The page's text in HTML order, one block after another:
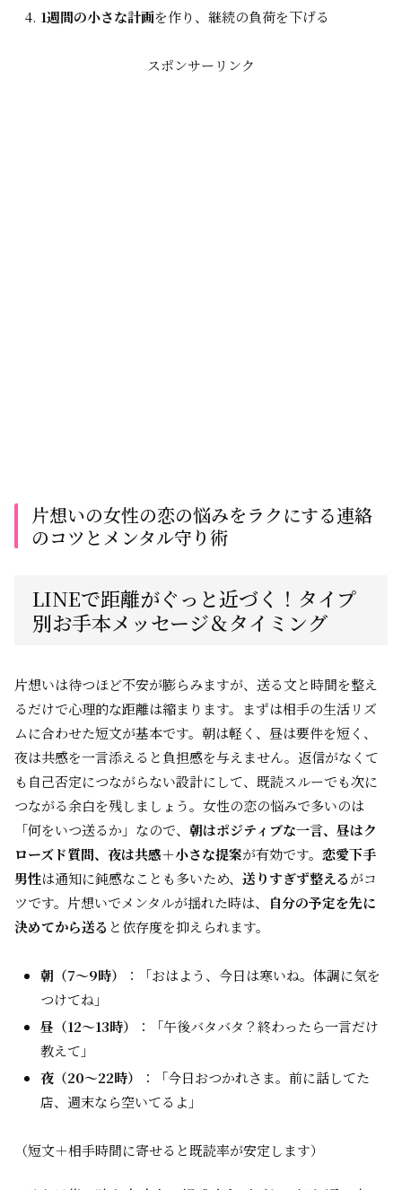
1週間の小さな計画を作り、継続の負荷を下げる
スポンサーリンク
片想いの女性の恋の悩みをラクにする連絡
のコツとメンタル守り術
LINEで距離がぐっと近づく！タイプ
別お手本メッセージ＆タイミング
片想いは待つほど不安が膨らみますが、送る文と時間を整え
るだけで心理的な距離は縮まります。まずは相手の生活リズ
ムに合わせた短文が基本です。朝は軽く、昼は要件を短く、
夜は共感を一言添えると負担感を与えません。返信がなくて
も自己否定につながらない設計にして、既読スルーでも次に
つながる余白を残しましょう。女性の恋の悩みで多いのは
「何をいつ送るか」なので、 朝はポジティブな一言、昼はク
ローズド質問、夜は共感＋小さな提案が有効です。 恋愛下手
男性は通知に鈍感なことも多いため、 送りすぎず整えるがコ
ツです。片想いでメンタルが揺れた時は、
自分の予定を先に
決めてから送る と依存度を抑えられます。
朝（7〜9時）
：「おはよう、今日は寒いね。体調に気を
つけてね」
昼（12〜13時）
：「午後バタバタ？終わったら一言だけ
教えて」
夜（20〜22時）
：「今日おつかれさま。前に話してた
店、週末なら空いてるよ」
（短文＋相手時間に寄せると既読率が安定します）